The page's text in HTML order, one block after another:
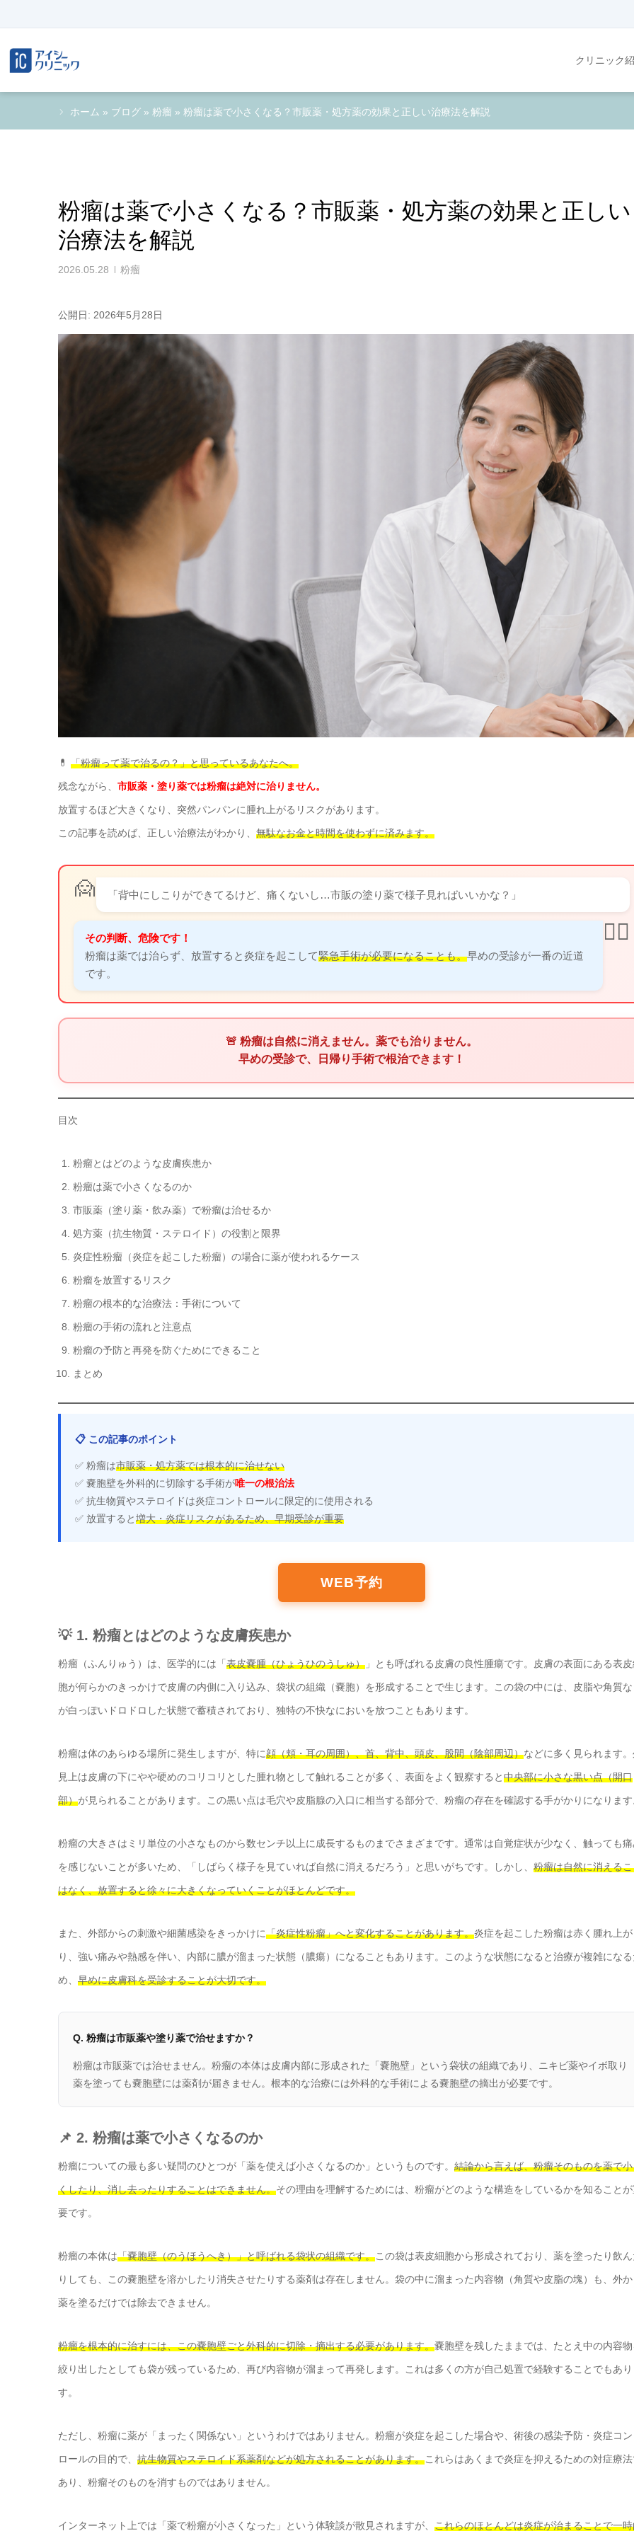
クリニック
ホーム » ブログ » 粉瘤 » 粉瘤は薬で小さくなる？市販薬・処方薬の効果と正しい治療法を解説
粉瘤は薬で小さくなる？市販薬・処方薬の効果と正しい
治療法を解説
2026.05.28 粉瘤
公開日: 2026年5月28日
💊 「粉瘤って薬で治るの？」と思っているあなたへ。
残念ながら、 市販薬・塗り薬では粉瘤は絶対に治りません。
放置するほど大きくなり、突然パンパンに腫れ上がるリスクがあります。
この記事を読めば、正しい治療法がわかり、 無駄なお金と時間を使わずに済みます。
🙍 「背中にしこりができてるけど、痛くないし…市販の塗り薬で様子見ればいいかな？」
👨‍⚕️
その判断、危険です！
粉瘤は薬では治らず、放置すると炎症を起こして緊急手術が必要になることも。早めの受診が一番の近道
です。
🚨 粉瘤は自然に消えません。薬でも治りません。
早めの受診で、日帰り手術で根治できます！
目次
粉瘤とはどのような皮膚疾患か
粉瘤は薬で小さくなるのか
市販薬（塗り薬・飲み薬）で粉瘤は治せるか
処方薬（抗生物質・ステロイド）の役割と限界
炎症性粉瘤（炎症を起こした粉瘤）の場合に薬が使われるケース
粉瘤を放置するリスク
粉瘤の根本的な治療法：手術について
粉瘤の手術の流れと注意点
粉瘤の予防と再発を防ぐためにできること
まとめ
📋 この記事のポイント
✅ 粉瘤は市販薬・処方薬では根本的に治せない
✅ 嚢胞壁を外科的に切除する手術が唯一の根治法
✅ 抗生物質やステロイドは炎症コントロールに限定的に使用される
✅ 放置すると増大・炎症リスクがあるため、早期受診が重要
WEB予約
💡 1. 粉瘤とはどのような皮膚疾患か
粉瘤（ふんりゅう）は、医学的には「表皮嚢腫（ひょうひのうしゅ） 」とも呼ばれる皮膚の良性腫瘍です。皮膚の表面にある表皮
胞が何らかのきっかけで皮膚の内側に入り込み、袋状の組織（嚢胞）を形成することで生じます。この袋の中には、皮脂や角質
が白っぽいドロドロした状態で蓄積されており、独特の不快なにおいを放つこともあります。
粉瘤は体のあらゆる場所に発生しますが、特に顔（頬・耳の周囲）、首、背中、頭皮、股間（陰部周辺）などに多く見られます
見上は皮膚の下にやや硬めのコリコリとした腫れ物として触れることが多く、表面をよく観察すると中央部に小さな黒い点（開口
部）が見られることがあります。この黒い点は毛穴や皮脂腺の入口に相当する部分で、粉瘤の存在を確認する手がかりになります
粉瘤の大きさはミリ単位の小さなものから数センチ以上に成長するものまでさまざまです。通常は自覚症状が少なく、触っても痛
を感じないことが多いため、「しばらく様子を見ていれば自然に消えるだろう」と思いがちです。しかし、 粉瘤は自然に消える
はなく、放置すると徐々に大きくなっていくことがほとんどです。
また、外部からの刺激や細菌感染をきっかけに「炎症性粉瘤」へと変化することがあります。炎症を起こした粉瘤は赤く腫れ上が
り、強い痛みや熱感を伴い、内部に膿が溜まった状態（膿瘍）になることもあります。このような状態になると治療が複雑になる
め、 早めに皮膚科を受診することが大切です。
Q. 粉瘤は市販薬や塗り薬で治せますか？
粉瘤は市販薬では治せません。粉瘤の本体は皮膚内部に形成された「嚢胞壁」という袋状の組織であり、ニキビ薬やイボ取り
薬を塗っても嚢胞壁には薬剤が届きません。根本的な治療には外科的な手術による嚢胞壁の摘出が必要です。
📌 2. 粉瘤は薬で小さくなるのか
粉瘤についての最も多い疑問のひとつが「薬を使えば小さくなるのか」というものです。 結論から言えば、粉瘤そのものを薬で
くしたり、消し去ったりすることはできません。その理由を理解するためには、粉瘤がどのような構造をしているかを知ること
要です。
粉瘤の本体は「嚢胞壁（のうほうへき）」と呼ばれる袋状の組織です。この袋は表皮細胞から形成されており、薬を塗ったり飲
りしても、この嚢胞壁を溶かしたり消失させたりする薬剤は存在しません。袋の中に溜まった内容物（角質や皮脂の塊）も、外か
薬を塗るだけでは除去できません。
粉瘤を根本的に治すには、この嚢胞壁ごと外科的に切除・摘出する必要があります。嚢胞壁を残したままでは、たとえ中の内容物
絞り出したとしても袋が残っているため、再び内容物が溜まって再発します。これは多くの方が自己処置で経験することでもあり
す。
ただし、粉瘤に薬が「まったく関係ない」というわけではありません。粉瘤が炎症を起こした場合や、術後の感染予防・炎症コン
ロールの目的で、 抗生物質やステロイド系薬剤などが処方されることがあります。これらはあくまで炎症を抑えるための対症療
あり、粉瘤そのものを消すものではありません。
インターネット上では「薬で粉瘤が小さくなった」という体験談が散見されますが、 これらのほとんどは炎症が治まることで一